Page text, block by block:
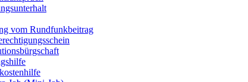
vom Rundfunkbeitrag